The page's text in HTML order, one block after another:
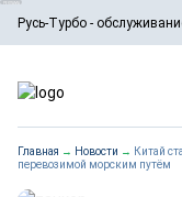
Русь-Турбо -
ООО «Русь-Турбо»
турбин,
техническим
работают на
металлургических и
Реклама. ООО «Русь-
erid:
Главная → Новости → Китай
перевозимой морским путём